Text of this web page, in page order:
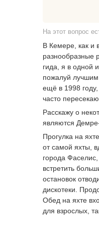
На этот вопрос
В Кемере, как и
разнообразные
гида, я в одной
пожалуй
ещё в 1998
часто
Расскажу о
являются
Прогулка на
от самой яхты,
города
встретить
остановок
дискотеки.
Обед на яхте
для взрослых,